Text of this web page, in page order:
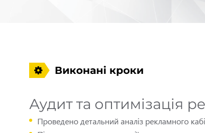
Виконані кроки
Аудит та оптимізація
Проведено детальний аналіз рекламного